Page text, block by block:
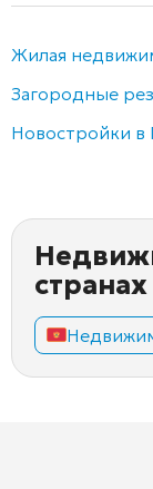
Жилая
Загородные
Новостройки в
странах